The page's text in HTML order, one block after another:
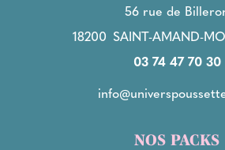
56 rue de
18200 SAINT-AMAND-
03 74 47 70 30
NOS PACKS